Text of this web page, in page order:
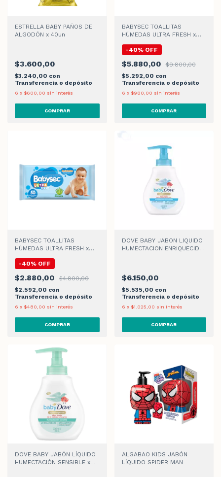
ESTRELLA BABY PAÑOS DE
ALGODÓN x 40un
$3.600,00
$3.240,00 con
Transferencia o depósito
6 x $600,00 sin interés
BABYSEC TOALLITAS
HÚMEDAS ULTRA FRESH x
-40% OFF
$5.880,00
$9.800,00
$5.292,00 con
Transferencia o depósito
6 x $980,00 sin interés
BABYSEC TOALLITAS
HÚMEDAS ULTRA FRESH x
-40% OFF
$2.880,00
$4.800,00
$2.592,00 con
Transferencia o depósito
6 x $480,00 sin interés
DOVE BABY JABON LIQUIDO
HUMECTACION ENRIQUECIDA
$6.150,00
$5.535,00 con
Transferencia o depósito
6 x $1.025,00 sin interés
DOVE BABY JABÓN LÍQUIDO
HUMECTACIÓN SENSIBLE x
ALGABAO KIDS JABÓN
LÍQUIDO SPIDER MAN